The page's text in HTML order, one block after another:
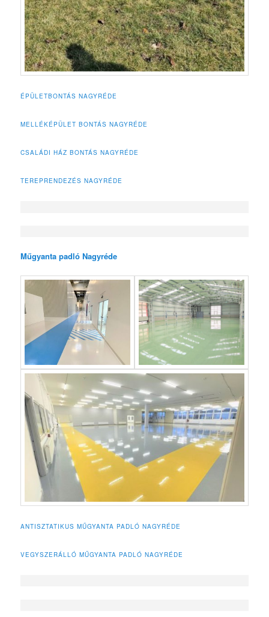
ÉPÜLETBONTÁS NAGYRÉDE
MELLÉKÉPÜLET BONTÁS NAGYRÉDE
CSALÁDI HÁZ BONTÁS NAGYRÉDE
TEREPRENDEZÉS NAGYRÉDE
Műgyanta padló Nagyréde
ANTISZTATIKUS MŰGYANTA PADLÓ NAGYRÉDE
VEGYSZERÁLLÓ MŰGYANTA PADLÓ NAGYRÉDE